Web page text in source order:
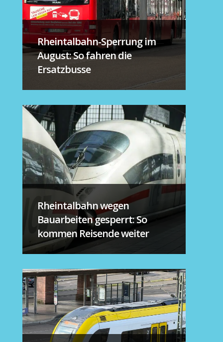
Rheintalbahn-Sperrung im
August: So fahren die
Ersatzbusse
Rheintalbahn wegen
Bauarbeiten gesperrt: So
kommen Reisende weiter